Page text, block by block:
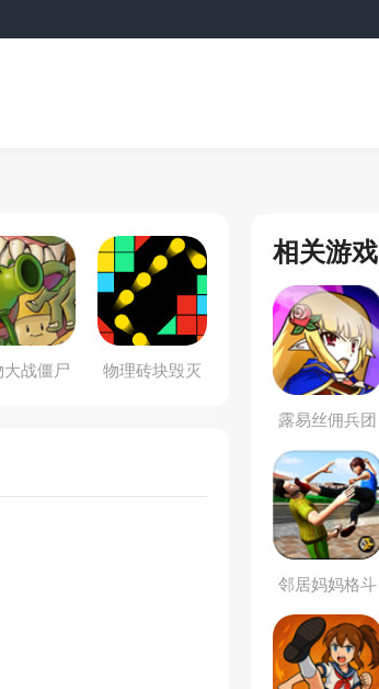
大战僵尸
物理砖块毁灭
相关游戏
露易丝佣兵团
邻居妈妈格斗
游戏